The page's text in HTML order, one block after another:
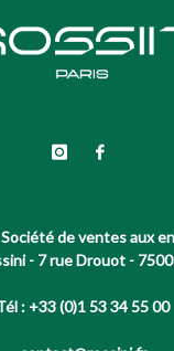
Société de ventes aux
- 7 rue Drouot -
: +33 (0)1 53 34 55 00